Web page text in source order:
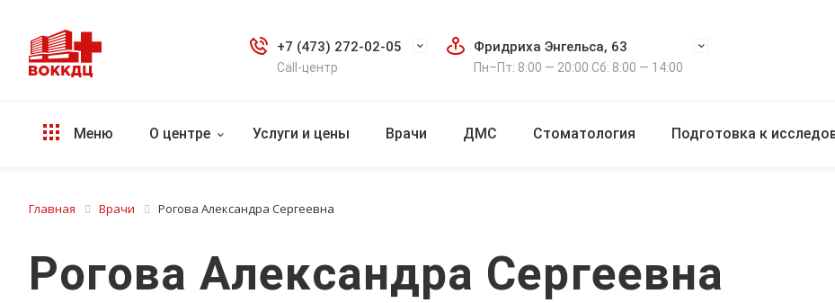
+7 (473) 272-02-05
Call-центр
Фридриха Энгельса, 63
Пн–Пт: 8:00 — 20:00 Сб: 8:00 — 14:00
Меню О центре Услуги и цены Врачи ДМС Стоматология Подготовка к
Главная Врачи Рогова Александра Сергеевна
Рогова Александра Сергеевна